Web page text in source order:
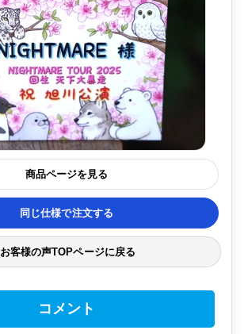
商品ページを見る
同じ仕様で注文する
お客様の声TOPページに戻る
コメント